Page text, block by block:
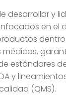
desarrollar y
en el
médicos,
estándares
y
(QMS).